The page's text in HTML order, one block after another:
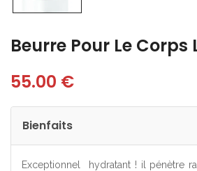
Beurre Pour Le Corps
55.00 €
Bienfaits
Exceptionnel hydratant ! il pénètre